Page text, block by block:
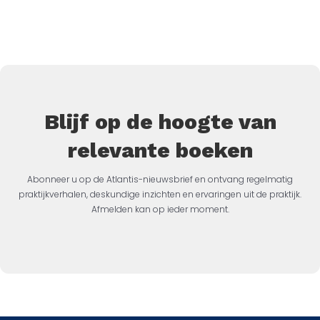
Blijf op de hoogte van
relevante boeken
Abonneer u op de Atlantis-nieuwsbrief en ontvang regelmatig
praktijkverhalen, deskundige inzichten en ervaringen uit de praktijk.
Afmelden kan op ieder moment.